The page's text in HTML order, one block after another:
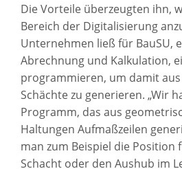
Die Vorteile überzeugten ihn,
Bereich der Digitalisierung
Unternehmen ließ für BauSU,
Abrechnung und Kalkulation,
programmieren, um damit
Schächte zu generieren. „Wir
Programm, das aus
Haltungen Aufmaßzeilen
man zum Beispiel die Position
Schacht oder den Aushub im